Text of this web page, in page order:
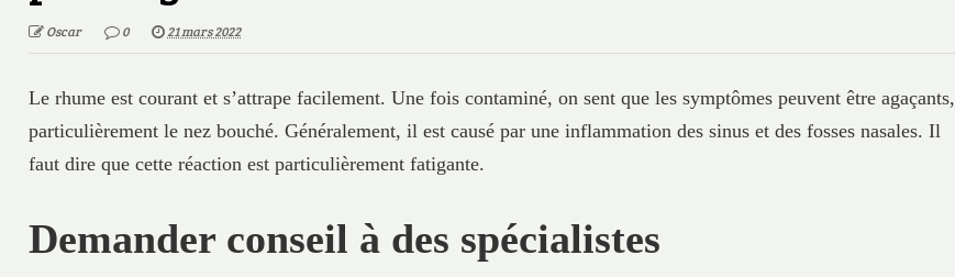
Oscar 0 21 mars 2022
Le rhume est courant et s’attrape facilement. Une fois contaminé, on sent que les symptômes peuvent être agaçants,
particulièrement le nez bouché. Généralement, il est causé par une inflammation des sinus et des fosses nasales. Il
faut dire que cette réaction est particulièrement fatigante.
Demander conseil à des spécialistes